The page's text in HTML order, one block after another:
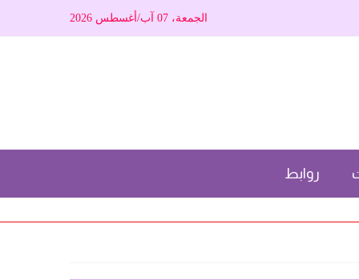
الجمعة، 07 آب/أغسطس 2026
روابط